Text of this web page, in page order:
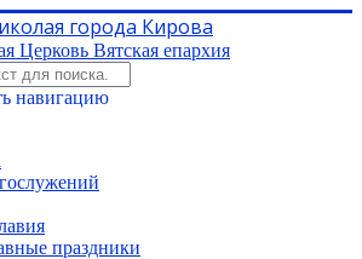
города Кирова
Церковь Вятская епархия
навигацию
праздники